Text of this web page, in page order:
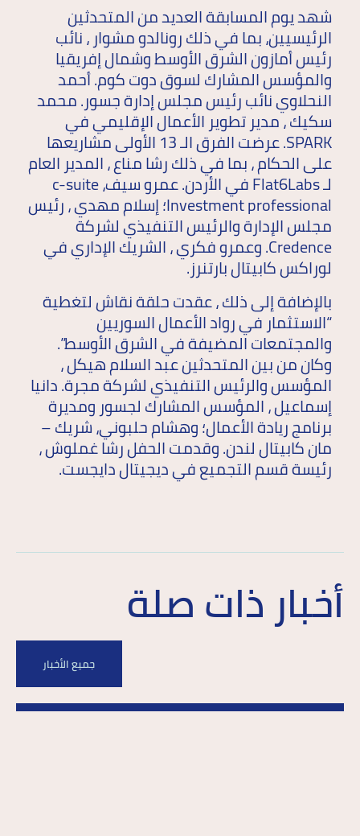
شهد يوم المسابقة العديد من المتحدثين
الرئيسيين، بما في ذلك رونالدو مشوار ، نائب
رئيس أمازون الشرق الأوسط وشمال إفريقيا
والمؤسس المشارك لسوق دوت كوم. أحمد
النحلاوي نائب رئيس مجلس إدارة جسور. محمد
سكيك ، مدير تطوير الأعمال الإقليمي في
SPARK. عرضت الفرق الـ 13 الأولى مشاريعها
على الحكام ، بما في ذلك رشا مناع ، المدير العام
لـ Flat6Labs في الأردن. عمرو سيف، c-suite
Investment professional؛ إسلام مهدي ، رئيس
مجلس الإدارة والرئيس التنفيذي لشركة
Credence. وعمرو فكري ، الشريك الإداري في
لوراكس كابيتال بارتنرز.
بالإضافة إلى ذلك ، عقدت حلقة نقاش لتغطية
“الاستثمار في رواد الأعمال السوريين
والمجتمعات المضيفة في الشرق الأوسط”.
وكان من بين المتحدثين عبد السلام هيكل ،
المؤسس والرئيس التنفيذي لشركة مجرة. دانيا
إسماعيل ، المؤسس المشارك لجسور ومديرة
برنامج ريادة الأعمال؛ وهشام حلبوني، شريك –
مان كابيتال لندن. وقدمت الحفل رشا غملوش ،
رئيسة قسم التجميع في ديجيتال دايجست.
أخبار ذات صلة
جميع الأخبار